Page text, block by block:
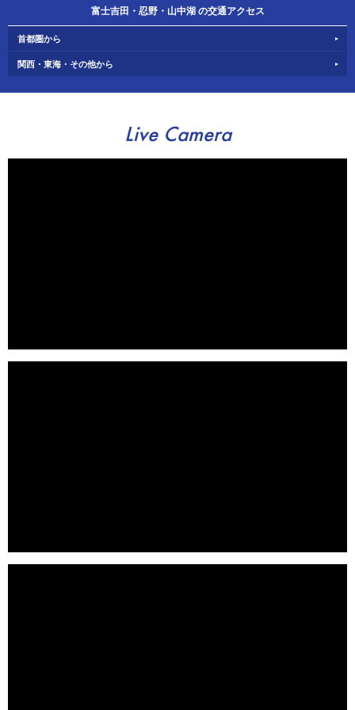
富士吉田・忍野・山中湖 の交通アクセス
首都圏から
関西・東海・その他から
Live Camera